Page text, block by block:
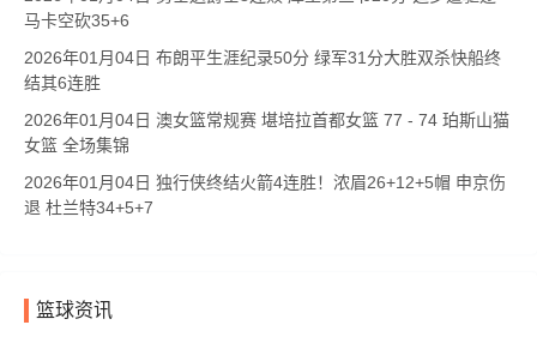
马卡空砍35+6
2026年01月04日 布朗平生涯纪录50分 绿军31分大胜双杀快船终
结其6连胜
2026年01月04日 澳女篮常规赛 堪培拉首都女篮 77 - 74 珀斯山猫
女篮 全场集锦
2026年01月04日 独行侠终结火箭4连胜！浓眉26+12+5帽 申京伤
退 杜兰特34+5+7
篮球资讯